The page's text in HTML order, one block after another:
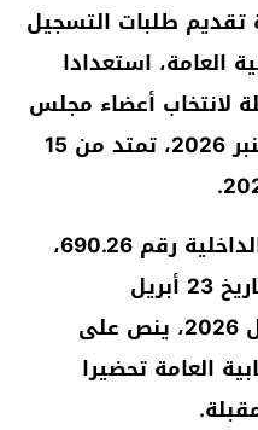
تقديم طلبات التسجيل
العامة، استعدادا
لانتخاب أعضاء مجلس
النواب المقررة يوم 23 شتنبر 2026، تمتد من 15
وأوضح البلاغ أن قرار وزير الداخلية رقم 690.26،
الصادر بالجريدة الرسمية بتاريخ 23 أبريل
2026 والمؤرخ في 22 أبريل 2026، ينص على
العامة تحضيرا